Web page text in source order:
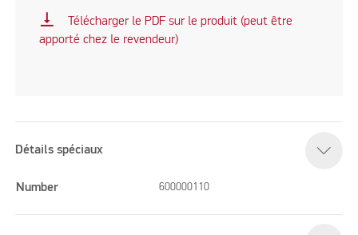
vertical_align_bottom
Télécharger le PDF sur le produit (peut être
apporté chez le revendeur)
Détails spéciaux
Number 600000110